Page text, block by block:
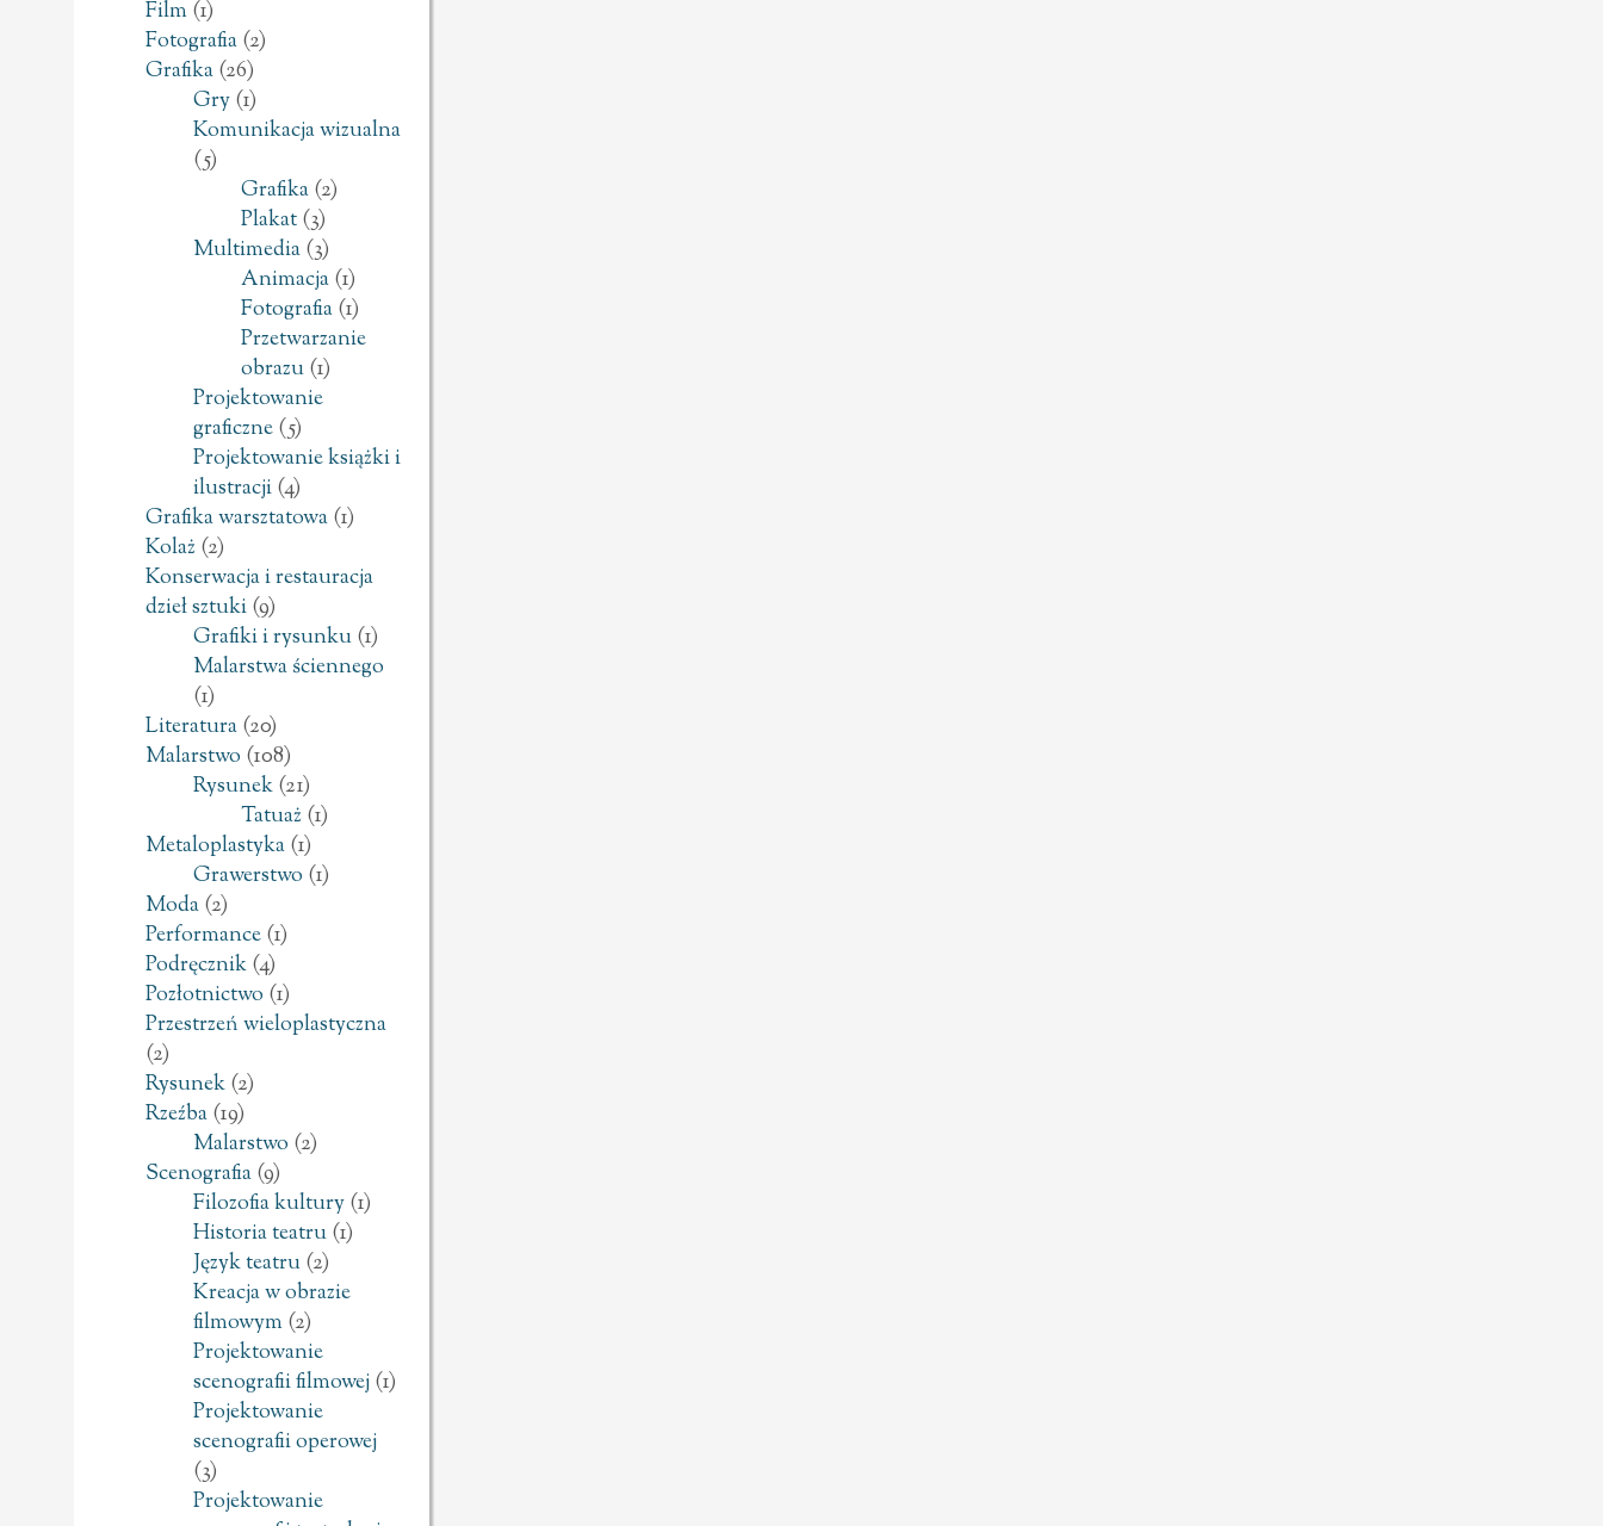
Film (1)
Fotografia(2)
Grafika(26)
Gry(1)
Komunikacja wizualna
(5)
Grafika(2)
Plakat(3)
Multimedia(3)
Animacja(1)
Fotografia(1)
Przetwarzanie
obrazu(1)
Projektowanie
graficzne(5)
Projektowanie książki i
ilustracji(4)
Grafika warsztatowa(1)
Kolaż(2)
Konserwacja i restauracja
dzieł sztuki(9)
Grafiki i rysunku(1)
Malarstwa ściennego
(1)
Literatura(20)
Malarstwo (108)
Rysunek(21)
Tatuaż(1)
Metaloplastyka(1)
Grawerstwo (1)
Moda(2)
Performance(1)
Podręcznik(4)
Pozłotnictwo (1)
Przestrzeń wieloplastyczna
(2)
Rysunek(2)
Rzeźba(19)
Malarstwo (2)
Scenografia(9)
Filozofia kultury(1)
Historia teatru(1)
Język teatru(2)
Kreacja w obrazie
filmowym (2)
Projektowanie
scenografii filmowej(1)
Projektowanie
scenografii operowej
(3)
Projektowanie